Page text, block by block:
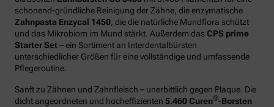
schonend-gründliche Reinigung der Zähne, die enzymatische
Zahnpasta Enzycal 1450, die die natürliche Mundflora schützt
und das Mikrobiom im Mund stärkt. Außerdem das CPS prime
Starter Set– ein Sortiment an Interdentalbürsten
unterschiedlicher Größen für eine vollständige und umfassende
Pflegeroutine.
Sanft zu Zähnen und Zahnfleisch – unerbittlich gegen Plaque. Die
dicht angeordneten und hocheffizienten 5.460 Curen®-Borsten